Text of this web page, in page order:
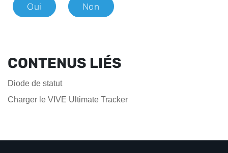
Oui Non
CONTENUS LIÉS
Diode de statut
Charger le VIVE Ultimate Tracker